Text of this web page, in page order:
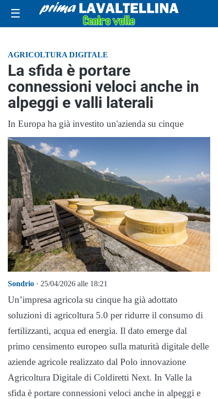
☰
AGRICOLTURA DIGITALE
La sfida è portare
connessioni veloci anche in
alpeggi e valli laterali
In Europa ha già investito un'azienda su cinque
Sondrio · 25/04/2026 alle 18:21
Un’impresa agricola su cinque ha già adottato
soluzioni di agricoltura 5.0 per ridurre il consumo di
fertilizzanti, acqua ed energia. Il dato emerge dal
primo censimento europeo sulla maturità digitale delle
aziende agricole realizzato dal Polo innovazione
Agricoltura Digitale di Coldiretti Next. In Valle la
sfida è portare connessioni veloci anche in alpeggi e